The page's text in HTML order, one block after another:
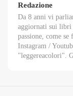
Redazione
Da 8 anni vi
aggiornati sui
passione, come
Instagram /
"leggereacolori".